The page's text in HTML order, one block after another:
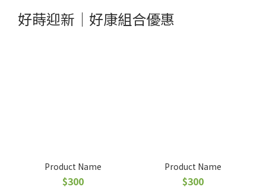
好蒔迎新｜好康組合優惠
Product Name
$300
Product Name
$300